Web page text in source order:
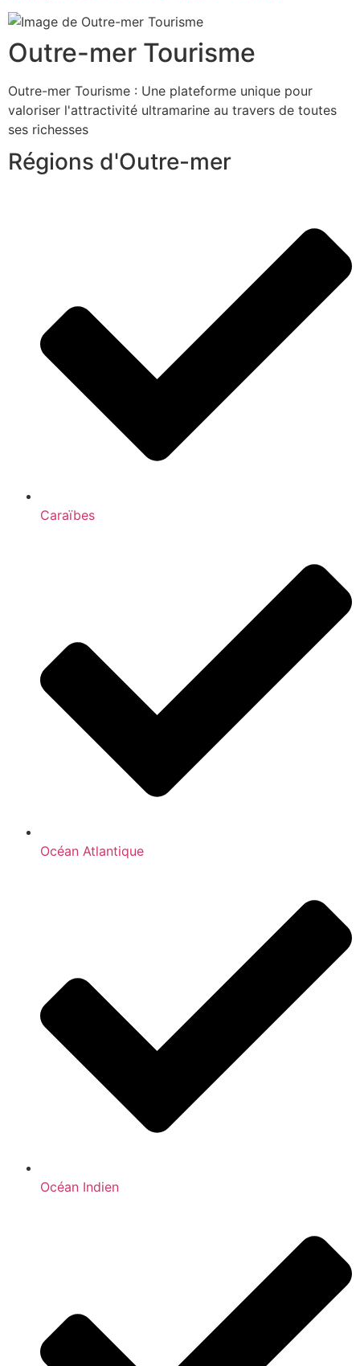
Outre-mer Tourisme
Outre-mer Tourisme : Une plateforme unique pour
valoriser l'attractivité ultramarine au travers de toutes
ses richesses
Régions d'Outre-mer
Caraïbes
Océan Atlantique
Océan Indien